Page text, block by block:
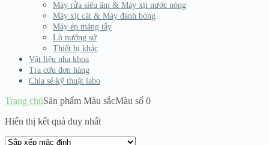
Máy rửa siêu âm & Máy xịt nước nóng
Máy xịt cát & Máy đánh bóng
Máy ép máng tẩy
Lò nướng sứ
Thiết bị khác
Vật liệu nha khoa
Tra cứu đơn hàng
Chia sẻ kỹ thuật labo
Trang chủSản phẩm Màu sắcMàu số 0
Hiển thị kết quả duy nhất